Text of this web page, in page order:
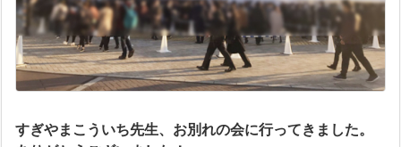
すぎやまこういち先生、お別れの会に行ってきました。